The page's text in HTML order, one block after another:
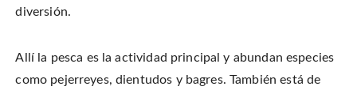
diversión.
Allí la pesca es la actividad principal y abundan especies
como pejerreyes, dientudos y bagres. También está de